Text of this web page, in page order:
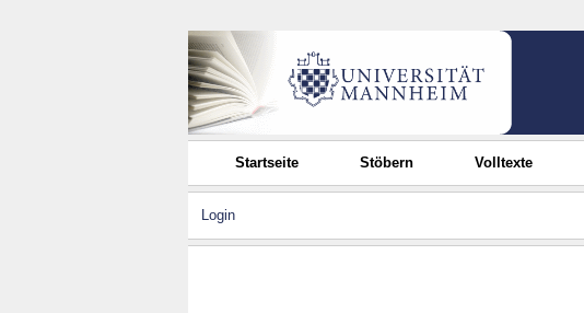
Startseite Stöbern Volltexte
Login